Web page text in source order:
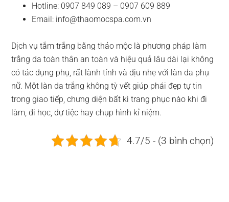
Hotline: 0907 849 089 – 0907 609 889
Email: info@thaomocspa.com.vn
Dịch vụ tắm trắng bằng thảo mộc là phương pháp làm
trắng da toàn thân an toàn và hiệu quả lâu dài lại không
có tác dụng phụ, rất lành tính và dịu nhẹ với làn da phụ
nữ. Một làn da trắng không tỳ vết giúp phái đẹp tự tin
trong giao tiếp, chưng diện bất kì trang phục nào khi đi
làm, đi học, dự tiệc hay chụp hình kỉ niệm.
4.7/5 - (3 bình chọn)